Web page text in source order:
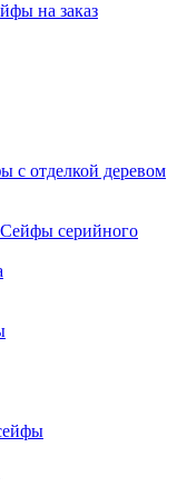
на заказ
с отделкой деревом
Сейфы серийного